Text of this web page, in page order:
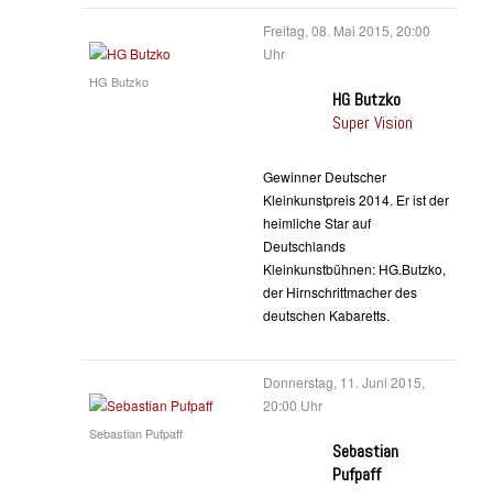
HG Butzko
Freitag, 08. Mai 2015, 20:00
Uhr
HG Butzko
Super Vision
Gewinner Deutscher
Kleinkunstpreis 2014. Er ist der
heimliche Star auf
Deutschlands
Kleinkunstbühnen: HG.Butzko,
der Hirnschrittmacher des
deutschen Kabaretts.
Sebastian Pufpaff
Donnerstag, 11. Juni 2015,
20:00 Uhr
Sebastian
Pufpaff